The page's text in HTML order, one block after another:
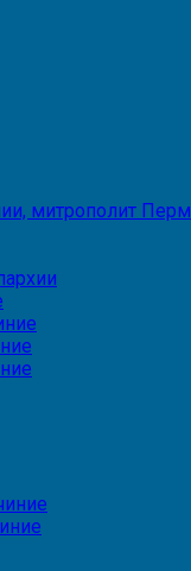
митрополит